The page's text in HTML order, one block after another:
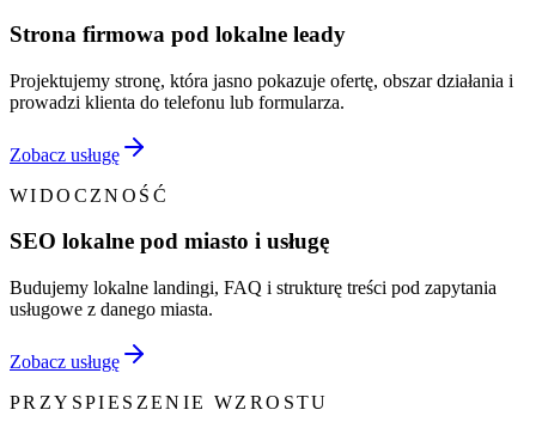
Strona firmowa pod lokalne leady
Projektujemy stronę, która jasno pokazuje ofertę, obszar działania i
prowadzi klienta do telefonu lub formularza.
Zobacz usługę
WIDOCZNOŚĆ
SEO lokalne pod miasto i usługę
Budujemy lokalne landingi, FAQ i strukturę treści pod zapytania
usługowe z danego miasta.
Zobacz usługę
PRZYSPIESZENIE WZROSTU